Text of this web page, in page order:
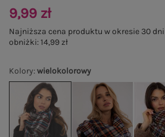
Kolory:wielokolorowy
9,99 zł
Najniższa cena produktu w okresie 30
obniżki:14,99 zł